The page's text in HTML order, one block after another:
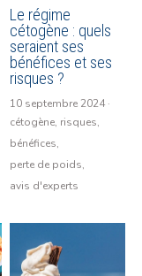
Le régime
cétogène : quels
seraient ses
bénéfices et ses
risques ?
10 septembre 2024·
cétogène, risques,
bénéfices,
perte de poids,
avis d'experts